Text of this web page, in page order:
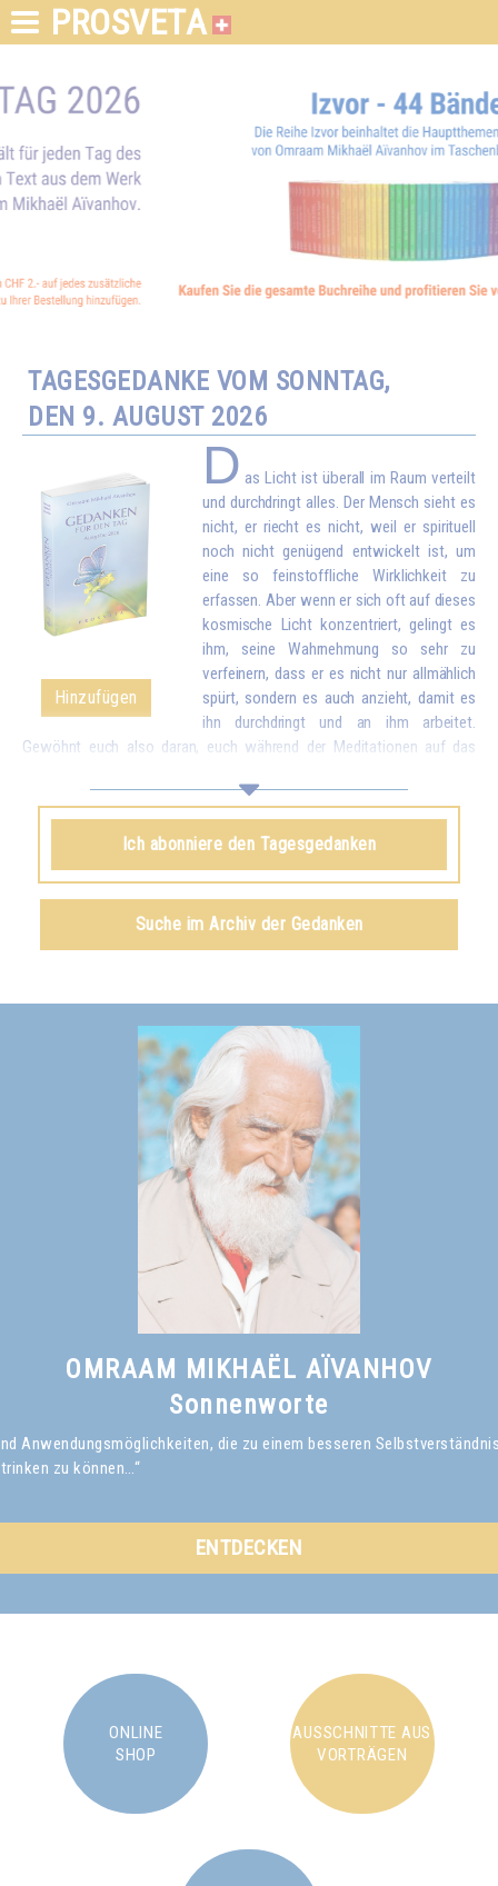
PROSVETA
TAGESGEDANKE VOM SONNTAG,
DEN 9. AUGUST 2026
Hinzufügen
D as Licht ist überall im Raum verteilt
und durchdringt alles. Der Mensch sieht es
nicht, er riecht es nicht, weil er spirituell
noch nicht genügend entwickelt ist, um
eine so feinstoffliche Wirklichkeit zu
erfassen. Aber wenn er sich oft auf dieses
kosmische Licht konzentriert, gelingt es
ihm, seine Wahrnehmung so sehr zu
verfeinern, dass er es nicht nur allmählich
spürt, sondern es auch anzieht, damit es
ihn durchdringt und an ihm arbeitet.
Gewöhnt euch also daran, euch während der Meditationen auf das
einzuführen. Es wird nach und nach alle verbrauchten, kranken Partikel
eures Körpers durch neue, reinere Partikel ersetzen. Und wenn ihr einmal
das Licht in euch aufgesogen habt, könnt ihr euch noch üben, dieses
Licht in die ganze Welt zu schicken, um allen Menschen zu helfen.*
Omraam Mikhaël Aïvanhov
Siehe das BuchDas Licht, lebendiger Geist, kapitel IX
Ich abonniere den Tagesgedanken
Suche im Archiv der Gedanken
OMRAAM MIKHAËL AÏVANHOV
Sonnenworte
Anwendungsmöglichkeiten, die zu einem besseren
zu können…“
ENTDECKEN
ONLINE
SHOP
AUSSCHNITTE AUS
VORTRÄGEN